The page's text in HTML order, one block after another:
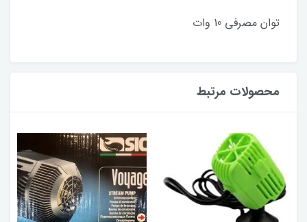
توان مصرفی 10 وات
محصولات مرتبط